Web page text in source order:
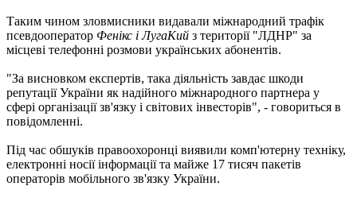
Таким чином зловмисники видавали міжнародний трафік
псевдооператор Фенікс і ЛугаКий з території "ЛДНР" за
місцеві телефонні розмови українських абонентів.
"За висновком експертів, така діяльність завдає шкоди
репутації України як надійного міжнародного партнера у
сфері організації зв'язку і світових інвесторів", - говориться в
повідомленні.
Під час обшуків правоохоронці виявили комп'ютерну техніку,
електронні носії інформації та майже 17 тисяч пакетів
операторів мобільного зв'язку України.